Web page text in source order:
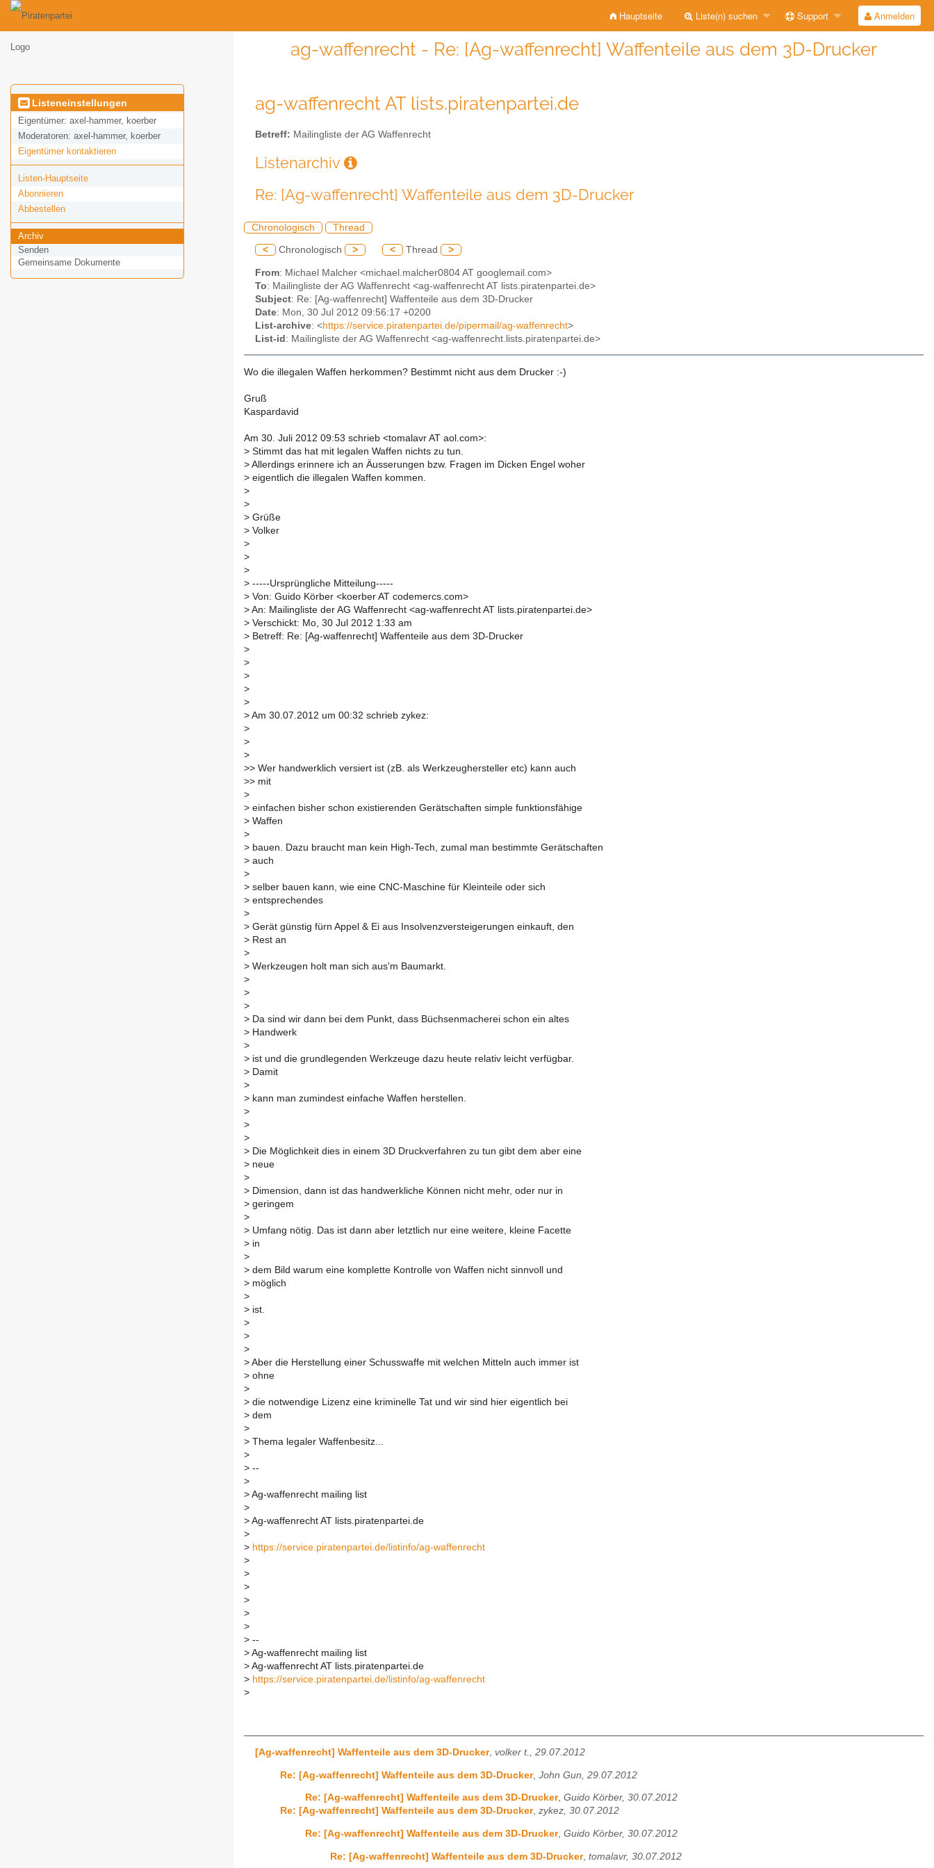
Hauptseite Liste(n) suchen Support Anmelden
ag-waffenrecht - Re: [Ag-waffenrecht] Waffenteile aus dem 3D-Drucker
Listeneinstellungen
Eigentümer: axel-hammer, koerber
Moderatoren: axel-hammer, koerber
Eigentümer kontaktieren
Listen-Hauptseite
Abonnieren
Abbestellen
Archiv
Senden
Gemeinsame Dokumente
ag-waffenrecht AT lists.piratenpartei.de
Betreff: Mailingliste der AG Waffenrecht
Listenarchiv
Re: [Ag-waffenrecht] Waffenteile aus dem 3D-Drucker
Chronologisch Thread
< Chronologisch > < Thread >
From: Michael Malcher <michael.malcher0804 AT googlemail.com>
To: Mailingliste der AG Waffenrecht <ag-waffenrecht AT lists.piratenpartei.de>
Subject: Re: [Ag-waffenrecht] Waffenteile aus dem 3D-Drucker
Date: Mon, 30 Jul 2012 09:56:17 +0200
List-archive: <https://service.piratenpartei.de/pipermail/ag-waffenrecht>
List-id : Mailingliste der AG Waffenrecht <ag-waffenrecht.lists.piratenpartei.de>
Wo die illegalen Waffen herkommen? Bestimmt nicht aus dem Drucker :-)
Gruß
Kaspardavid
Am 30. Juli 2012 09:53 schrieb <tomalavr AT aol.com>:
> Stimmt das hat mit legalen Waffen nichts zu tun.
> Allerdings erinnere ich an Äusserungen bzw. Fragen im Dicken Engel woher
> eigentlich die illegalen Waffen kommen.
>
>
> Grüße
> Volker
>
>
>
> -----Ursprüngliche Mitteilung-----
> Von: Guido Körber <koerber AT codemercs.com>
> An: Mailingliste der AG Waffenrecht <ag-waffenrecht AT lists.piratenpartei.de>
> Verschickt: Mo, 30 Jul 2012 1:33 am
> Betreff: Re: [Ag-waffenrecht] Waffenteile aus dem 3D-Drucker
>
>
>
>
>
> Am 30.07.2012 um 00:32 schrieb zykez:
>
>
>
>> Wer handwerklich versiert ist (zB. als Werkzeughersteller etc) kann auch
>> mit
>
> einfachen bisher schon existierenden Gerätschaften simple funktionsfähige
> Waffen
>
> bauen. Dazu braucht man kein High-Tech, zumal man bestimmte Gerätschaften
> auch
>
> selber bauen kann, wie eine CNC-Maschine für Kleinteile oder sich
> entsprechendes
>
> Gerät günstig fürn Appel & Ei aus Insolvenzversteigerungen einkauft, den
> Rest an
>
> Werkzeugen holt man sich aus'm Baumarkt.
>
>
>
> Da sind wir dann bei dem Punkt, dass Büchsenmacherei schon ein altes
> Handwerk
>
> ist und die grundlegenden Werkzeuge dazu heute relativ leicht verfügbar.
> Damit
>
> kann man zumindest einfache Waffen herstellen.
>
>
>
> Die Möglichkeit dies in einem 3D Druckverfahren zu tun gibt dem aber eine
> neue
>
> Dimension, dann ist das handwerkliche Können nicht mehr, oder nur in
> geringem
>
> Umfang nötig. Das ist dann aber letztlich nur eine weitere, kleine Facette
> in
>
> dem Bild warum eine komplette Kontrolle von Waffen nicht sinnvoll und
> möglich
>
> ist.
>
>
>
> Aber die Herstellung einer Schusswaffe mit welchen Mitteln auch immer ist
> ohne
>
> die notwendige Lizenz eine kriminelle Tat und wir sind hier eigentlich bei
> dem
>
> Thema legaler Waffenbesitz...
>
> --
>
> Ag-waffenrecht mailing list
>
> Ag-waffenrecht AT lists.piratenpartei.de
>
> https://service.piratenpartei.de/listinfo/ag-waffenrecht
>
>
>
>
>
>
> --
> Ag-waffenrecht mailing list
> Ag-waffenrecht AT lists.piratenpartei.de
> https://service.piratenpartei.de/listinfo/ag-waffenrecht
>
[Ag-waffenrecht] Waffenteile aus dem 3D-Drucker, volker t., 29.07.2012
Re: [Ag-waffenrecht] Waffenteile aus dem 3D-Drucker, John Gun, 29.07.2012
Re: [Ag-waffenrecht] Waffenteile aus dem 3D-Drucker, Guido Körber, 30.07.2012
Re: [Ag-waffenrecht] Waffenteile aus dem 3D-Drucker, zykez, 30.07.2012
Re: [Ag-waffenrecht] Waffenteile aus dem 3D-Drucker, Guido Körber, 30.07.2012
Re: [Ag-waffenrecht] Waffenteile aus dem 3D-Drucker, tomalavr, 30.07.2012